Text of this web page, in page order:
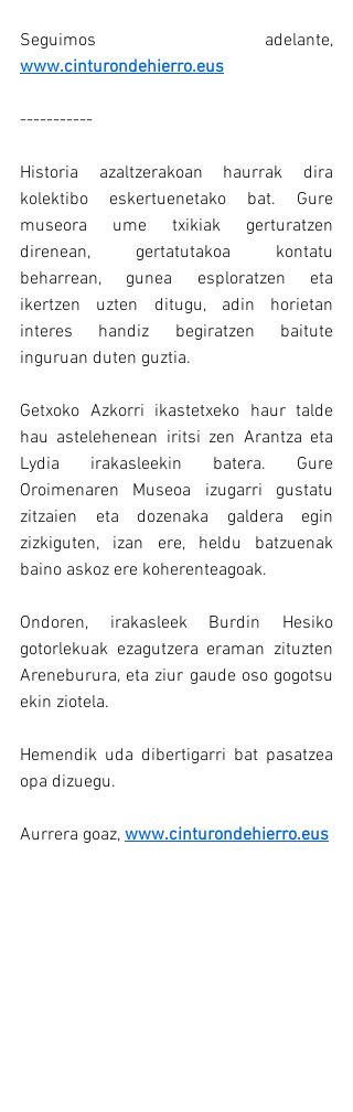
www.cinturondehierro.eus
-----------
Historia azaltzerakoan haurrak dira
kolektibo eskertuenetako bat. Gure
museora ume txikiak gerturatzen
direnean, gertatutakoa kontatu
beharrean, gunea esploratzen eta
ikertzen uzten ditugu, adin horietan
interes handiz begiratzen baitute
inguruan duten guztia.
Getxoko Azkorri ikastetxeko haur talde
hau astelehenean iritsi zen Arantza eta
Lydia irakasleekin batera. Gure
Oroimenaren Museoa izugarri gustatu
zitzaien eta dozenaka galdera egin
zizkiguten, izan ere, heldu batzuenak
baino askoz ere koherenteagoak.
Ondoren, irakasleek Burdin Hesiko
gotorlekuak ezagutzera eraman zituzten
Areneburura, eta ziur gaude oso gogotsu
ekin ziotela.
Hemendik uda dibertigarri bat pasatzea
opa dizuegu.
Aurrera goaz, www.cinturondehierro.eus